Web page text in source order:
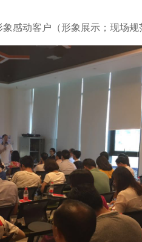
感动客户（形象展示；现场